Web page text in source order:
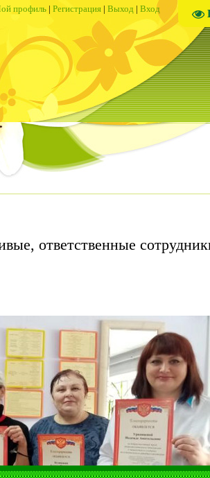
профиль | Регистрация | Выход | Вход
ответственные